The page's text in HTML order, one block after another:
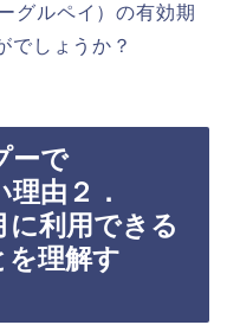
グルペイ）の有効期
でしょうか？
ーで
由２．
に利用できる
を理解す